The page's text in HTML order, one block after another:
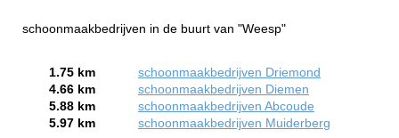
schoonmaakbedrijven in de buurt van "Weesp"
1.75 km
schoonmaakbedrijven Driemond
4.66 km
schoonmaakbedrijven Diemen
5.88 km
schoonmaakbedrijven Abcoude
5.97 km
schoonmaakbedrijven Muiderberg